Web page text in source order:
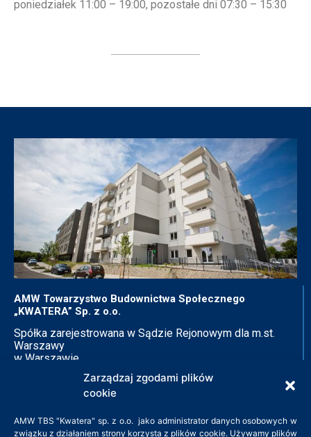
Zarządzaj zgodami plików
cookie
AMW TBS "Kwatera" sp. z o.o. jako administrator danych osobowych w
związku z działaniem strony korzysta z plików cookie. Używamy plików
poniedziałek 11:00 – 19:00, pozostałe dni 07:30 – 15:30
AMW Towarzystwo Budownictwa Społecznego
„KWATERA” Sp. z o.o.
Spółka zarejestrowana w Sądzie Rejonowym dla m.st.
Warszawy
w Warszawie
XIV Wydział Gospodarczy
Krajowego Rejestru Sądowego
NIP: 526-26-75-121